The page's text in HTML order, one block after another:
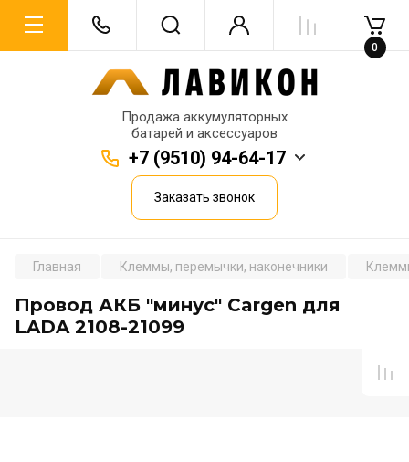
Продажа аккумуляторных
батарей и аксессуаров
+7 (9510) 94-64-17
Заказать звонок
0
Главная Клеммы, перемычки, наконечники
Провод АКБ "минус" Cargen для
LADA 2108-21099